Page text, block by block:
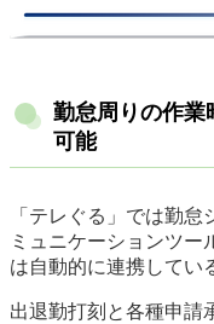
勤怠周りの作業
可能
「テレぐる」では勤
ミュニケーションツー
は自動的に連携してい
出退勤打刻と各種申請